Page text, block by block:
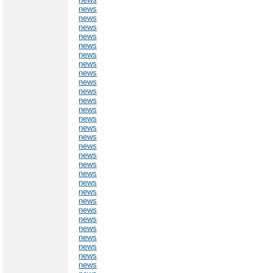
news
news
news
news
news
news
news
news
news
news
news
news
news
news
news
news
news
news
news
news
news
news
news
news
news
news
news
news
news